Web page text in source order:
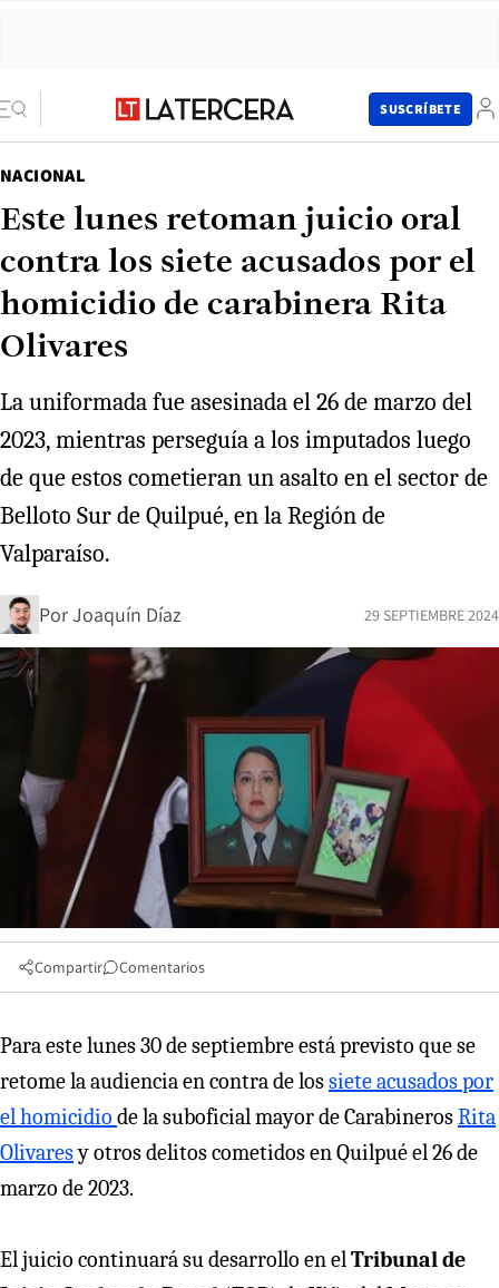
SUSCRÍBETE
NACIONAL
Este lunes retoman juicio oral
contra los siete acusados por el
homicidio de carabinera Rita
Olivares
La uniformada fue asesinada el 26 de marzo del
2023, mientras perseguía a los imputados luego
de que estos cometieran un asalto en el sector de
Belloto Sur de Quilpué, en la Región de
Valparaíso.
PorJoaquín Díaz 29 SEPTIEMBRE 2024
Compartir Comentarios
Para este lunes 30 de septiembre está previsto que se
retome la audiencia en contra de lossiete acusados por
el homicidio de la suboficial mayor de CarabinerosRita
Olivaresy otros delitos cometidos en Quilpué el 26 de
marzo de 2023.
El juicio continuará su desarrollo en elTribunal de